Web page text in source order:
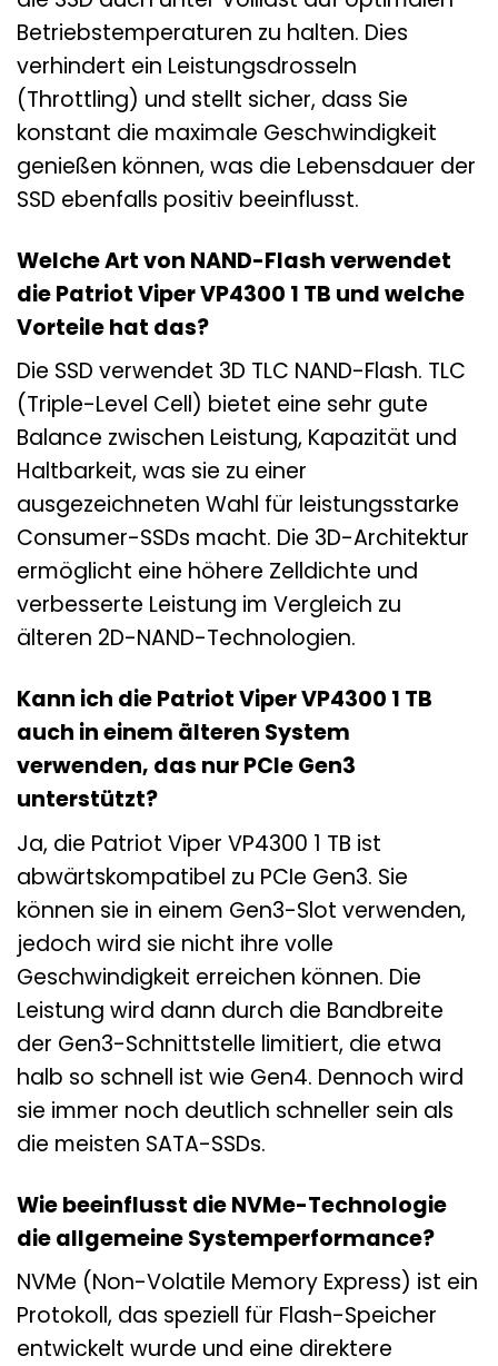
Betriebstemperaturen zu halten. Dies
verhindert ein Leistungsdrosseln
(Throttling) und stellt sicher, dass Sie
konstant die maximale Geschwindigkeit
genießen können, was die Lebensdauer der
SSD ebenfalls positiv beeinflusst.
Welche Art von NAND-Flash verwendet
die Patriot Viper VP4300 1 TB und welche
Vorteile hat das?
Die SSD verwendet 3D TLC NAND-Flash. TLC
(Triple-Level Cell) bietet eine sehr gute
Balance zwischen Leistung, Kapazität und
Haltbarkeit, was sie zu einer
ausgezeichneten Wahl für leistungsstarke
Consumer-SSDs macht. Die 3D-Architektur
ermöglicht eine höhere Zelldichte und
verbesserte Leistung im Vergleich zu
älteren 2D-NAND-Technologien.
Kann ich die Patriot Viper VP4300 1 TB
auch in einem älteren System
verwenden, das nur PCIe Gen3
unterstützt?
Ja, die Patriot Viper VP4300 1 TB ist
abwärtskompatibel zu PCIe Gen3. Sie
können sie in einem Gen3-Slot verwenden,
jedoch wird sie nicht ihre volle
Geschwindigkeit erreichen können. Die
Leistung wird dann durch die Bandbreite
der Gen3-Schnittstelle limitiert, die etwa
halb so schnell ist wie Gen4. Dennoch wird
sie immer noch deutlich schneller sein als
die meisten SATA-SSDs.
Wie beeinflusst die NVMe-Technologie
die allgemeine Systemperformance?
NVMe (Non-Volatile Memory Express) ist ein
Protokoll, das speziell für Flash-Speicher
entwickelt wurde und eine direktere